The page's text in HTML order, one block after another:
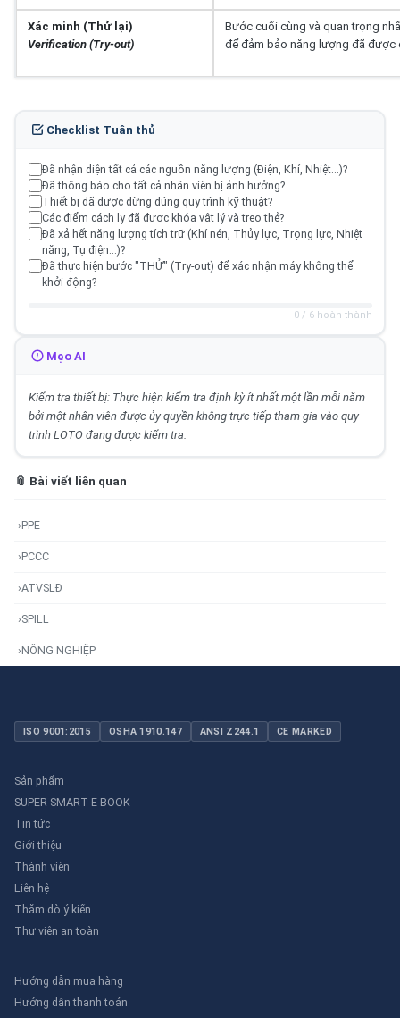
Xác minh (Thử lại)
Verification (Try-out)
Bước cuối cùng và quan trọng
để đảm bảo năng lượng đã được
Checklist Tuân thủ
Đã nhận diện tất cả các nguồn năng lượng (Điện, Khí, Nhiệt...)?
Đã thông báo cho tất cả nhân viên bị ảnh hưởng?
Thiết bị đã được dừng đúng quy trình kỹ thuật?
Các điểm cách ly đã được khóa vật lý và treo thẻ?
Đã xả hết năng lượng tích trữ (Khí nén, Thủy lực, Trọng lực, Nhiệt
năng, Tụ điện...)?
Đã thực hiện bước "THỬ" (Try-out) để xác nhận máy không thể
khởi động?
0 / 6 hoàn thành
Mẹo AI
Kiểm tra thiết bị: Thực hiện kiểm tra định kỳ ít nhất một lần mỗi năm
bởi một nhân viên được ủy quyền không trực tiếp tham gia vào quy
trình LOTO đang được kiểm tra.
📎 Bài viết liên quan
›PPE
›PCCC
›ATVSLĐ
›SPILL
›NÔNG NGHIỆP
ISO 9001:2015 OSHA 1910.147 ANSI Z244.1 CE MARKED
Sản phẩm
SUPER SMART E-BOOK
Tin tức
Giới thiệu
Thành viên
Liên hệ
Thăm dò ý kiến
Thư viên an toàn
Hướng dẫn mua hàng
Hướng dẫn thanh toán